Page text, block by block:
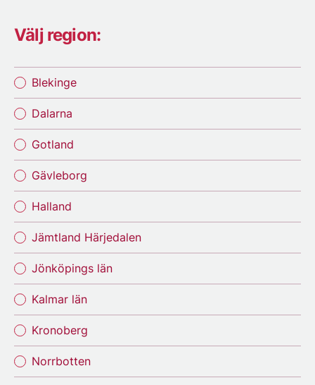
Välj region:
Blekinge
Dalarna
Gotland
Gävleborg
Halland
Jämtland Härjedalen
Jönköpings län
Kalmar län
Kronoberg
Norrbotten